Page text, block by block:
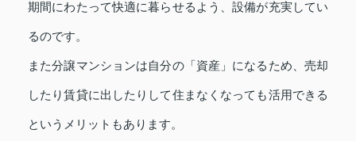
期間にわたって快適に暮らせるよう、設備が充実してい
るのです。
また分譲マンションは自分の「資産」になるため、売却
したり賃貸に出したりして住まなくなっても活用できる
というメリットもあります。